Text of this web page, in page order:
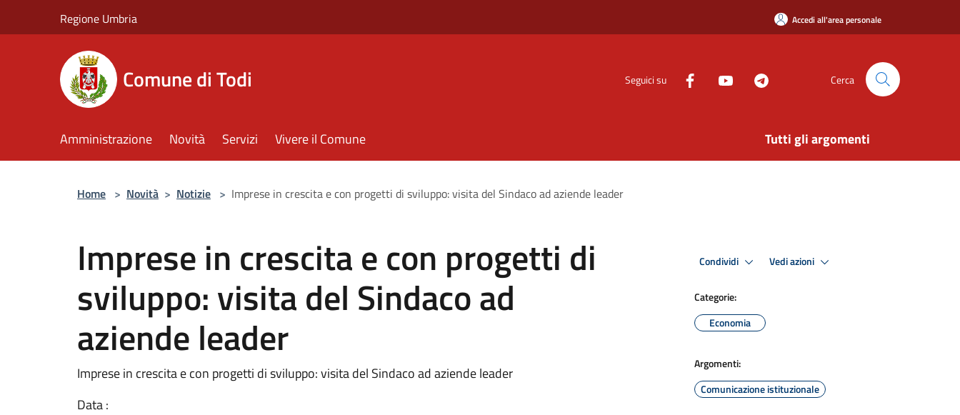
Regione Umbria Accedi all'area personale
Comune di Todi Seguici su Cerca
Amministrazione Novità Servizi Vivere il Comune Tutti gli argomenti
Home > Novità > Notizie > Imprese in crescita e con progetti di sviluppo: visita del Sindaco ad aziende leader
Imprese in crescita e con progetti di
sviluppo: visita del Sindaco ad
aziende leader
Imprese in crescita e con progetti di sviluppo: visita del Sindaco ad aziende leader
Data :
Condividi Vedi azioni
Categorie:
Economia
Argomenti:
Comunicazione istituzionale